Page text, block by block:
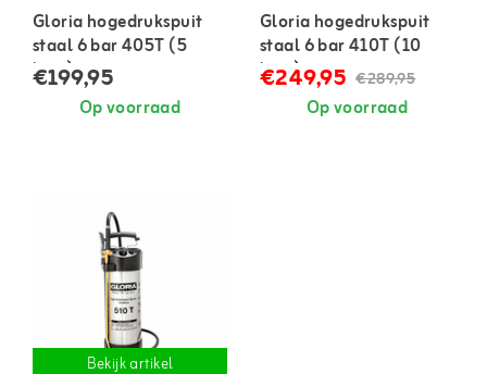
Gloria hogedrukspuit
staal 6 bar 405T (5
liter)
€199,95
Op voorraad
Gloria hogedrukspuit
staal 6 bar 410T (10
liter)
€249,95 €289,95
Op voorraad
Bekijk artikel